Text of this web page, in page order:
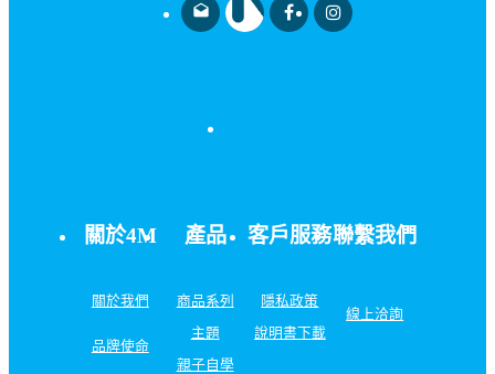
drafts
關於4M
關於我們
品牌使命
產品
商品系列
主題
親子自學
客戶服務
隱私政策
說明書下載
聯繫我們
線上洽詢